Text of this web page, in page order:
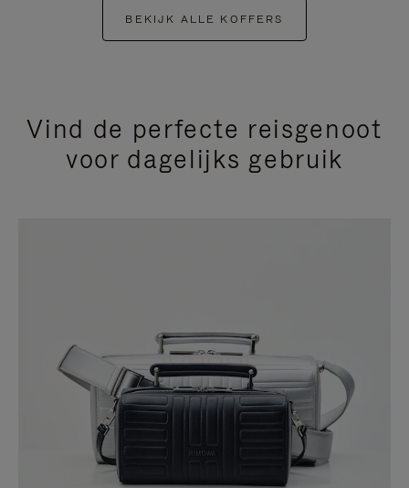
BEKIJK ALLE KOFFERS
Vind de perfecte reisgenoot
voor dagelijks gebruik